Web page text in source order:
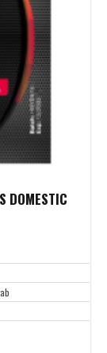
DOMESTIC